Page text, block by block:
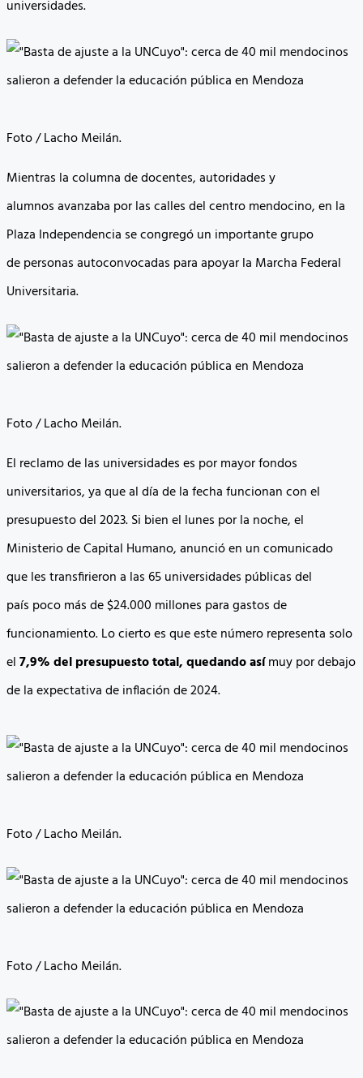
universidades.
Foto / Lacho Meilán.
Mientras la columna de docentes, autoridades y
alumnos avanzaba por las calles del centro mendocino, en la
Plaza Independencia se congregó un importante grupo
de personas autoconvocadas para apoyar la Marcha Federal
Universitaria.
Foto / Lacho Meilán.
El reclamo de las universidades es por mayor fondos
universitarios, ya que al día de la fecha funcionan con el
presupuesto del 2023. Si bien el lunes por la noche, el
Ministerio de Capital Humano, anunció en un comunicado
que les transfirieron a las 65 universidades públicas del
país poco más de $24.000 millones para gastos de
funcionamiento. Lo cierto es que este número representa solo
el7,9% del presupuesto total, quedando asímuy por debajo
de la expectativa de inflación de 2024.
Foto / Lacho Meilán.
Foto / Lacho Meilán.